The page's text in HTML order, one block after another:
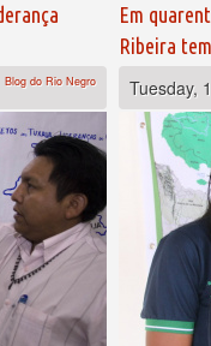
Blog do Rio Negro
Em
Ribeira
Tuesday,